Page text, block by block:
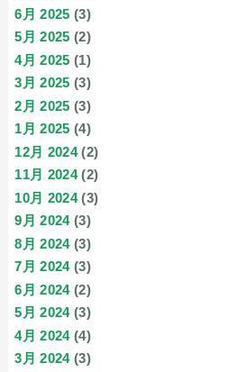
6月 2025 (3)
5月 2025 (2)
4月 2025 (1)
3月 2025 (3)
2月 2025 (3)
1月 2025 (4)
12月 2024(2)
11月 2024(2)
10月 2024(3)
9月 2024(3)
8月 2024(3)
7月 2024(3)
6月 2024(2)
5月 2024(3)
4月 2024(4)
3月 2024(3)